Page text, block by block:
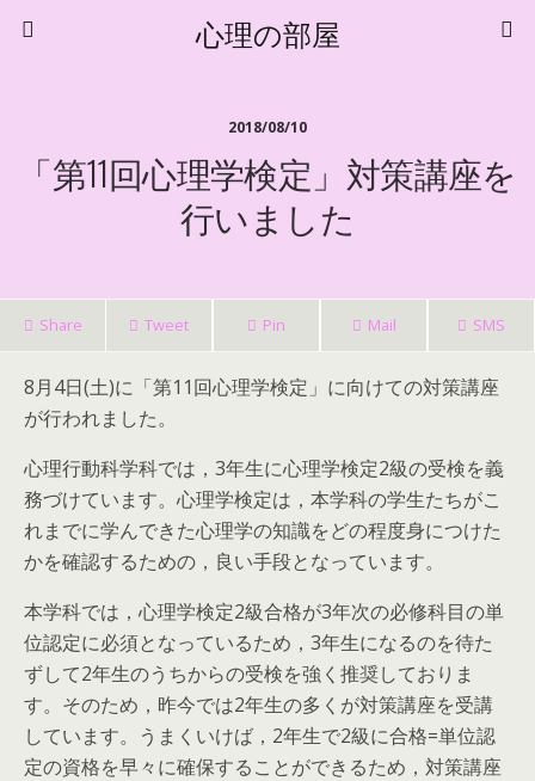
心理の部屋
2018/08/10
「第11回心理学検定」対策講座を
行いました
Share Tweet Pin Mail SMS
8月4日(土)に「第11回心理学検定」に向けての対策講座
が行われました。
心理行動科学科では，3年生に心理学検定2級の受検を義
務づけています。心理学検定は，本学科の学生たちがこ
れまでに学んできた心理学の知識をどの程度身につけた
かを確認するための，良い手段となっています。
本学科では，心理学検定2級合格が3年次の必修科目の単
位認定に必須となっているため，3年生になるのを待た
ずして2年生のうちからの受検を強く推奨しておりま
す。そのため，昨今では2年生の多くが対策講座を受講
しています。うまくいけば，2年生で2級に合格=単位認
定の資格を早々に確保することができるため，対策講座